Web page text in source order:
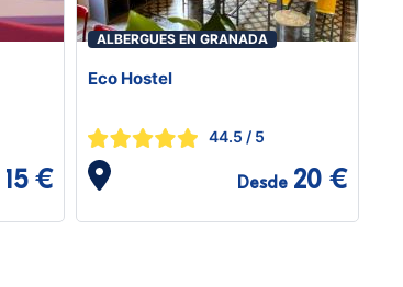
15 €
ALBERGUES EN GRANADA
Eco Hostel
44.5 / 5
Desde 20 €